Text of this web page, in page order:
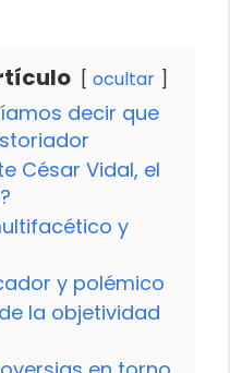
ocultar
decir que
César Vidal, el
y
y polémico
la objetividad